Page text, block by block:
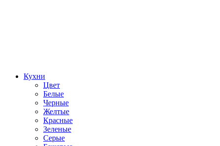
Кухни
Цвет
Белые
Черные
Желтые
Красные
Зеленые
Серые